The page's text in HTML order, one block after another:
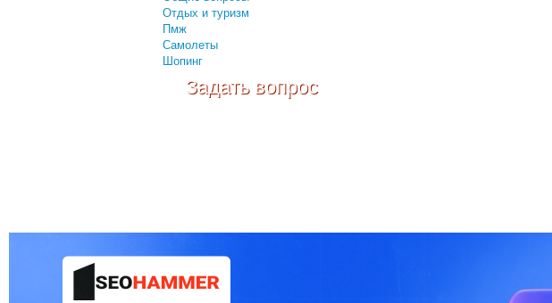
Отдых и туризм
Пмж
Самолеты
Шопинг
Задать вопрос